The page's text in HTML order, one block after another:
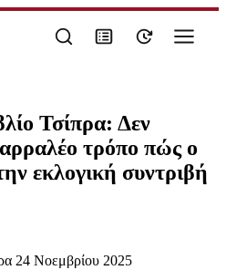
Τσίπρα: Δεν
τρόπο πώς ο
εκλογική συντριβή
24 Νοεμβρίου 2025